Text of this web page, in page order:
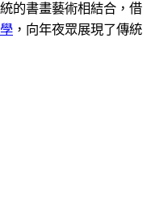
的書畫藝術相結合，借
，向年夜眾展現了傳統